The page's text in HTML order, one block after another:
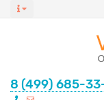
8 (499) 685-